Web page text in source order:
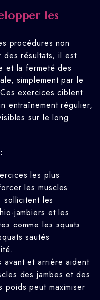
les
procédures non
des résultats, il est
et la fermeté des
simplement par le
exercices ciblent
entraînement régulier,
sur le long
les plus
les muscles
sollicitent les
jambiers et les
comme les squats
sautés
avant et arrière aident
des jambes et des
poids peut maximiser